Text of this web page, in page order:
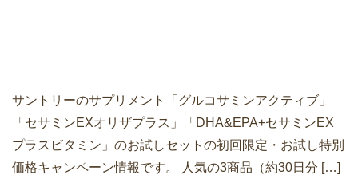
サントリーのサプリメント「グルコサミンアクティブ」
「セサミンEXオリザプラス」「DHA&EPA+セサミンEX
プラスビタミン」のお試しセットの初回限定・お試し特別
価格キャンペーン情報です。 人気の3商品（約30日分 […]